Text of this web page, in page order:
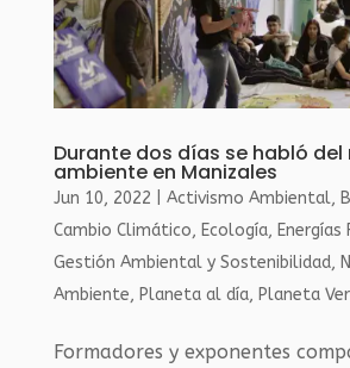
Durante dos días se habló del
ambiente en Manizales
Jun 10, 2022 Activismo Ambiental,
Cambio Climático, Ecología, Energías
Gestión Ambiental y Sostenibilidad,
Ambiente, Planeta al día, Planeta
Formadores y exponentes